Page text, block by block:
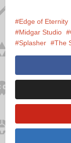
Edge of Eternity
Midgar Studio
Splasher
The